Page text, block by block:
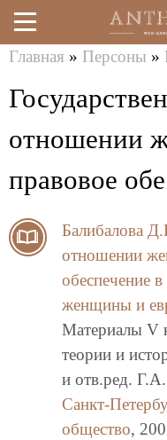
Перейти
к
здесь
Главная » Персоны »
отношении
правовое
Балибалова
отношении
обеспечение
женщины и
Материалы V
теории и
и отв.ред.
Санкт-
общество,